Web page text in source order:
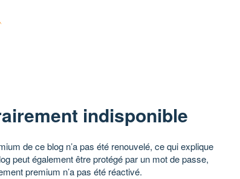
indisponible
de ce blog n’a pas été renouvelé, ce qui explique
peut également être protégé par un mot de passe,
premium n’a pas été réactivé.